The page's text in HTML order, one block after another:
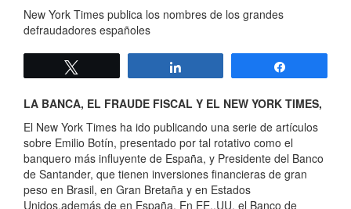
New York Times publica los nombres de los grandes
defraudadores españoles
LA BANCA, EL FRAUDE FISCAL Y EL NEW YORK TIMES,
El New York Times ha ido publicando una serie de artículos
sobre Emilio Botín, presentado por tal rotativo como el
banquero más influyente de España, y Presidente del Banco
de Santander, que tienen inversiones financieras de gran
peso en Brasil, en Gran Bretaña y en Estados
Unidos,además de en España. En EE..UU. el Banco de